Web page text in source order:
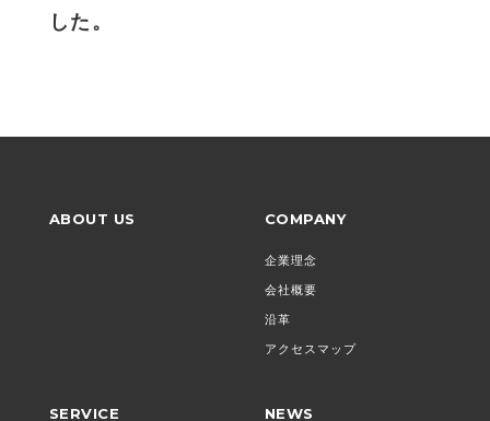
した。
ABOUT US COMPANY
企業理念
会社概要
沿革
アクセスマップ
SERVICE NEWS